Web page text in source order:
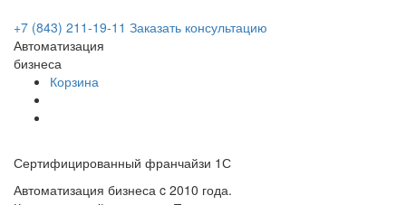
+7 (843) 211-19-11 Заказать консультацию
Автоматизация
бизнеса
Корзина
Сертифицированный франчайзи 1С
Автоматизация бизнеса c 2010 года.